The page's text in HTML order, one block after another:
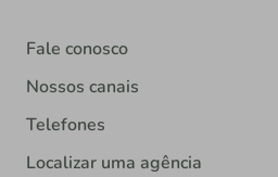
Fale conosco
Nossos canais
Telefones
Localizar uma agência